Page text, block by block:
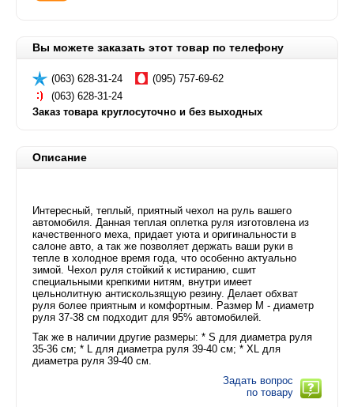
Вы можете заказать этот товар по телефону
(063) 628-31-24
(095) 757-69-62
(063) 628-31-24
Заказ товара круглосуточно и без выходных
Описание
Интересный, теплый, приятный чехол на руль вашего
автомобиля. Данная теплая оплетка руля изготовлена из
качественного меха, придает уюта и оригинальности в
салоне авто, а так же позволяет держать ваши руки в
тепле в холодное время года, что особенно актуально
зимой. Чехол руля стойкий к истиранию, сшит
специальными крепкими нитям, внутри имеет
цельнолитную антискользящую резину. Делает обхват
руля более приятным и комфортным. Размер М - диаметр
руля 37-38 см подходит для 95% автомобилей.
Так же в наличии другие размеры: * S для диаметра руля
35-36 см; * L для диаметра руля 39-40 см; * XL для
диаметра руля 39-40 см.
Задать вопрос
по товару